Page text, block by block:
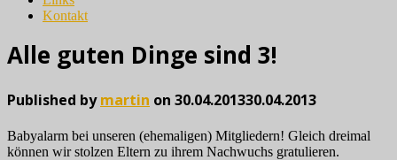
Kontakt
Alle guten Dinge sind 3!
Published bymartin on 30.04.201330.04.2013
Babyalarm bei unseren (ehemaligen) Mitgliedern! Gleich dreimal
können wir stolzen Eltern zu ihrem Nachwuchs gratulieren.